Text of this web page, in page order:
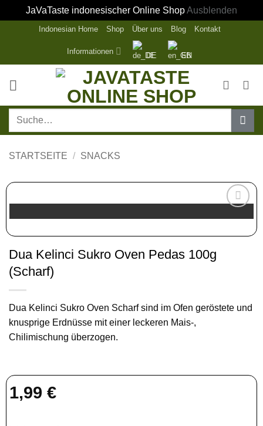
JaVaTaste indonesischer Online ShopAusblenden
Indonesian Home Shop Über uns Blog Kontakt
Informationen DE EN
Suche
STARTSEITE / SNACKS
Zur
hinzufügen
Dua Kelinci Sukro Oven Pedas 100g
(Scharf)
Dua Kelinci Sukro Oven Scharf sind im Ofen geröstete und
knusprige Erdnüsse mit einer leckeren Mais-,
Chilimischung überzogen.
1,99 €